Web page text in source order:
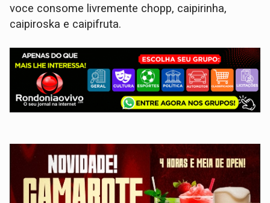
voce consome livremente chopp, caipirinha,
caipiroska e caipifruta.